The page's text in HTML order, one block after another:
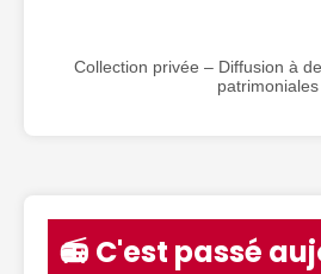
Collection privée – Diffusion à
patrimoniales
📻 C'est passé